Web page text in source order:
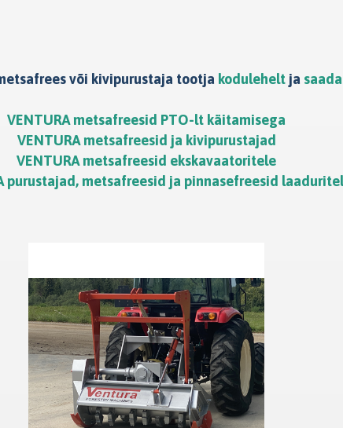
või kivipurustaja tootja koduleheltja
VENTURA metsafreesid PTO-lt käitamisega
VENTURA metsafreesid ja kivipurustajad
VENTURA metsafreesid ekskavaatoritele
purustajad, metsafreesid ja pinnasefreesid